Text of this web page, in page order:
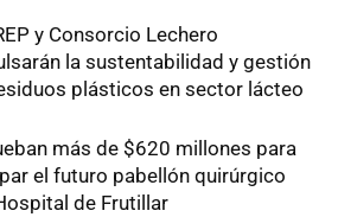
y Consorcio Lechero
la sustentabilidad y gestión
plásticos en sector lácteo
más de $620 millones para
el futuro pabellón quirúrgico
de Frutillar